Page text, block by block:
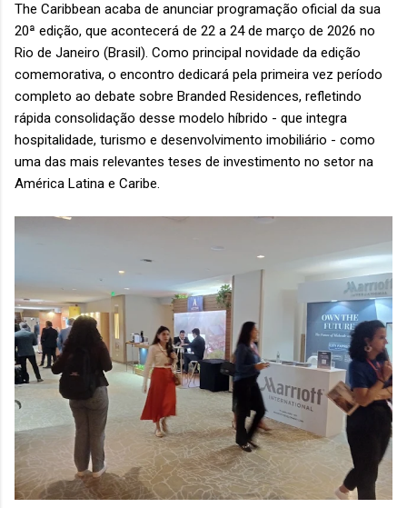
The Caribbean acaba de anunciar programação oficial da sua
20ª edição, que acontecerá de 22 a 24 de março de 2026 no
Rio de Janeiro (Brasil). Como principal novidade da edição
comemorativa, o encontro dedicará pela primeira vez período
completo ao debate sobre Branded Residences, refletindo
rápida consolidação desse modelo híbrido - que integra
hospitalidade, turismo e desenvolvimento imobiliário - como
uma das mais relevantes teses de investimento no setor na
América Latina e Caribe.